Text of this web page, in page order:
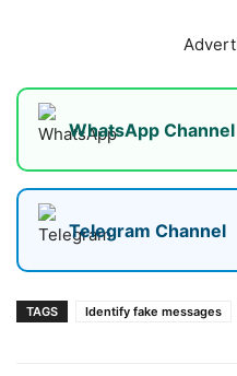
WhatsApp Channel
Telegram Channel
TAGS Identify fake messages